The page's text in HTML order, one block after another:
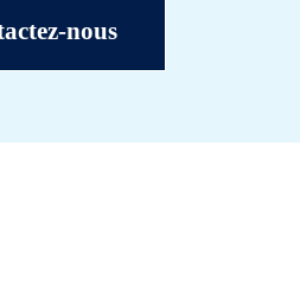
nous